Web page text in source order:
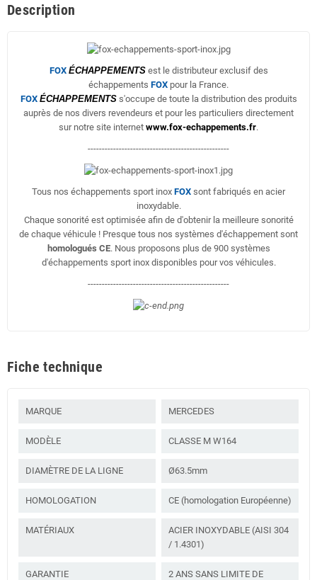
Description
FOX ÉCHAPPEMENTSest le distributeur exclusif des
échappements FOX pour la France.
FOX ÉCHAPPEMENTSs'occupe de toute la distribution des produits
auprès de nos divers revendeurs et pour les particuliers directement
sur notre site internet www.fox-echappements.fr.
--------------------------------------------------
Tous nos échappements sport inox FOX sont fabriqués en acier
inoxydable.
Chaque sonorité est optimisée afin de d'obtenir la meilleure sonorité
de chaque véhicule ! Presque tous nos systèmes d'échappement sont
homologués CE. Nous proposons plus de 900 systèmes
d'échappements sport inox disponibles pour vos véhicules.
--------------------------------------------------
Fiche technique
MARQUE MERCEDES
MODÈLE CLASSE M W164
DIAMÈTRE DE LA LIGNE Ø63.5mm
HOMOLOGATION CE (homologation Européenne)
MATÉRIAUX
ACIER INOXYDABLE (AISI 304
/ 1.4301)
GARANTIE
2 ANS SANS LIMITE DE